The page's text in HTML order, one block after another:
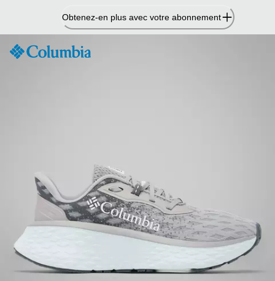
contenu
Obtenez-en plus avec votre abonnement